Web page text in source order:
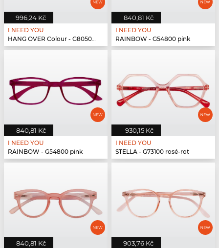
996,24 Kč
I NEED YOU
HANG OVER Colour - G80500 pink
840,81 Kč
I NEED YOU
RAINBOW - G54800 pink
840,81 Kč
I NEED YOU
RAINBOW - G54800 pink
930,15 Kč
I NEED YOU
STELLA - G73100 rosé-rot
840,81 Kč 903,76 Kč